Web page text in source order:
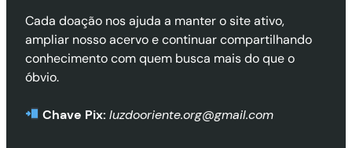
Cada doação nos ajuda a manter o site ativo,
ampliar nosso acervo e continuar compartilhando
conhecimento com quem busca mais do que o
óbvio.
Chave Pix: luzdooriente.org@gmail.com